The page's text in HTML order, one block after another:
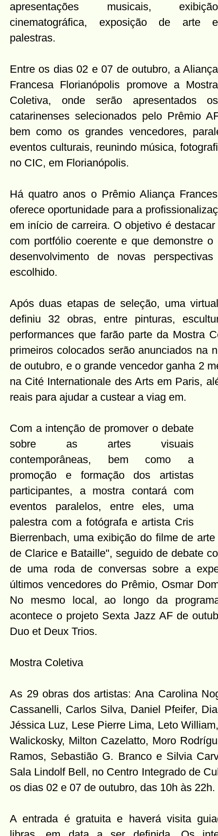
apresentações musicais, exibição
cinematográfica, exposição de arte e
palestras.
Entre os dias 02 e 07 de outubro, a Aliança
Francesa Florianópolis promove a Mostra
Coletiva, onde serão apresentados
catarinenses selecionados pelo Prêmio
bem como os grandes vencedores,
eventos culturais, reunindo música,
no CIC, em Florianópolis.
Há quatro anos o Prêmio Aliança
oferece oportunidade para a
em início de carreira. O objetivo é
com portfólio coerente e que demonstre
desenvolvimento de novas
escolhido.
Após duas etapas de seleção, uma
definiu 32 obras, entre pinturas,
performances que farão parte da Mostra
primeiros colocados serão anunciados na
de outubro, e o grande vencedor ganha 2
na Cité Internationale des Arts em Paris,
reais para ajudar a custear a viag em.
Com a intenção de promover o debate
sobre as artes visuais
contemporâneas, bem como a
promoção e formação dos artistas
participantes, a mostra contará com
eventos paralelos, entre eles, uma
palestra com a fotógrafa e artista Cris
Bierrenbach, uma exibição do filme de
de Clarice e Bataille", seguido de debate
de uma roda de conversas sobre a
últimos vencedores do Prêmio, Osmar
No mesmo local, ao longo da
acontece o projeto Sexta Jazz AF de
Duo et Deux Trios.
Mostra Coletiva
As 29 obras dos artistas: Ana Carolina
Cassanelli, Carlos Silva, Daniel Pfeifer,
Jéssica Luz, Lese Pierre Lima, Leto
Walickosky, Milton Cazelatto, Moro
Ramos, Sebastião G. Branco e Silvia
Sala Lindolf Bell, no Centro Integrado de
os dias 02 e 07 de outubro, das 10h às 22h.
A entrada é gratuita e haverá visita